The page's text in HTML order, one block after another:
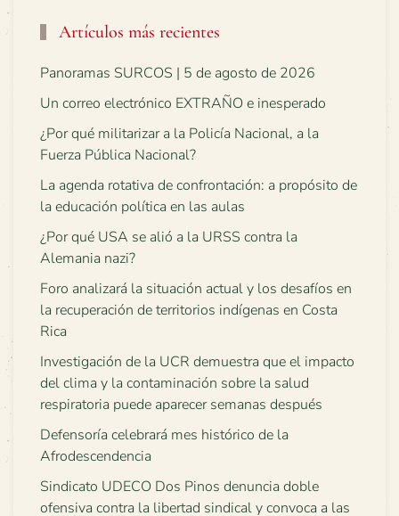
Artículos más recientes
Panoramas SURCOS | 5 de agosto de 2026
Un correo electrónico EXTRAÑO e inesperado
¿Por qué militarizar a la Policía Nacional, a la
Fuerza Pública Nacional?
La agenda rotativa de confrontación: a propósito de
la educación política en las aulas
¿Por qué USA se alió a la URSS contra la
Alemania nazi?
Foro analizará la situación actual y los desafíos en
la recuperación de territorios indígenas en Costa
Rica
Investigación de la UCR demuestra que el impacto
del clima y la contaminación sobre la salud
respiratoria puede aparecer semanas después
Defensoría celebrará mes histórico de la
Afrodescendencia
Sindicato UDECO Dos Pinos denuncia doble
ofensiva contra la libertad sindical y convoca a las